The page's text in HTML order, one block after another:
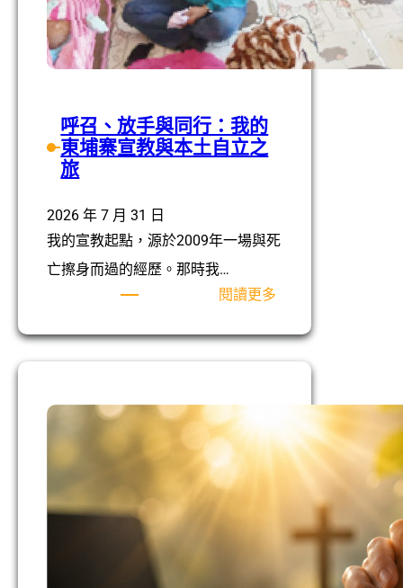
享
呼召、放手與同行：我的
東埔寨宣教與本土自立之
旅
2026 年 7 月 31 日
我的宣教起點，源於2009年一場與死
亡擦身而過的經歷。那時我…
閱讀更多
召、
放
行：
埔
宣